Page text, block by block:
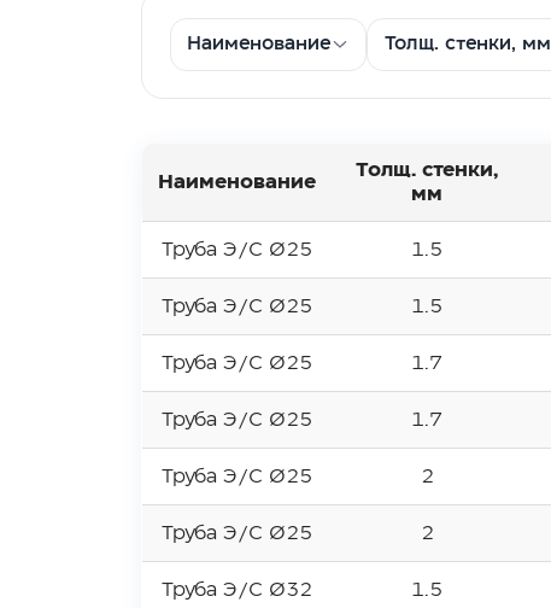
Наименование Толщ. стенки, мм
Наименование
Толщ. стенки,
мм
Труба Э/С Ø25 1.5
Труба Э/С Ø25 1.5
Труба Э/С Ø25 1.7
Труба Э/С Ø25 1.7
Труба Э/С Ø25 2
Труба Э/С Ø25 2
Труба Э/С Ø32 1.5